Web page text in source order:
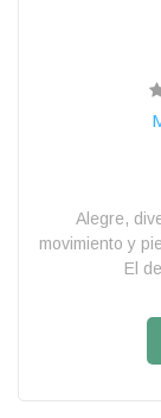
Alegre,
movimiento y
El